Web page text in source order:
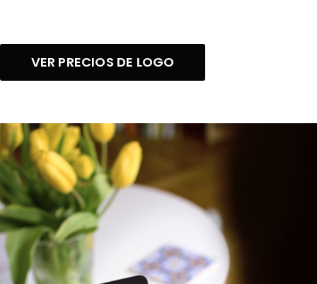
VER PRECIOS DE LOGO